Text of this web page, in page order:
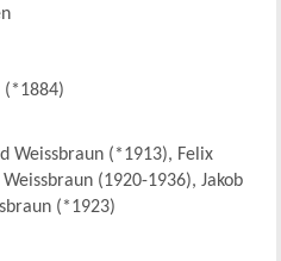
(*1884)
Weissbraun (*1913), Felix
(1920-1936), Jakob
(*1923)